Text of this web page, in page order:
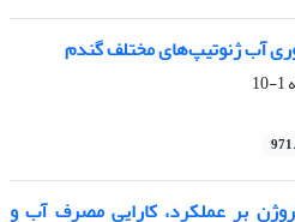
آب ژنوتیپ‌های مختلف گندم
1-10
بر عملکرد، کارایی مصرف آب و